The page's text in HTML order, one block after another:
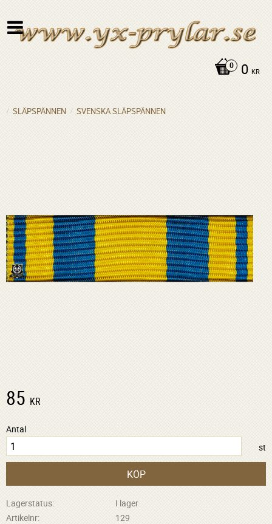
0 KR
SLÄPSPÄNNEN SVENSKA SLÄPSPÄNNEN
85 KR
Antal
st
KÖP
Lagerstatus
I lager
Artikelnr
129